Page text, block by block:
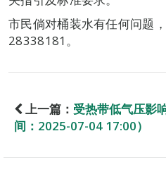
市民倘对桶装水有任何问题
28338181。
上一篇： 受热带低气压影
间：2025-07-04 17:00）